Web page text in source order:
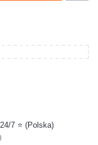
7 ⭐ (Polska)